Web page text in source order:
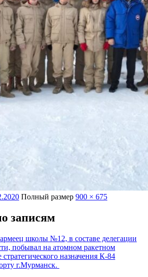
Полный размер 900 × 675
записям
школы №12, в составе делегации
побывал на атомном ракетном
назначения К-84
г.Мурманск.